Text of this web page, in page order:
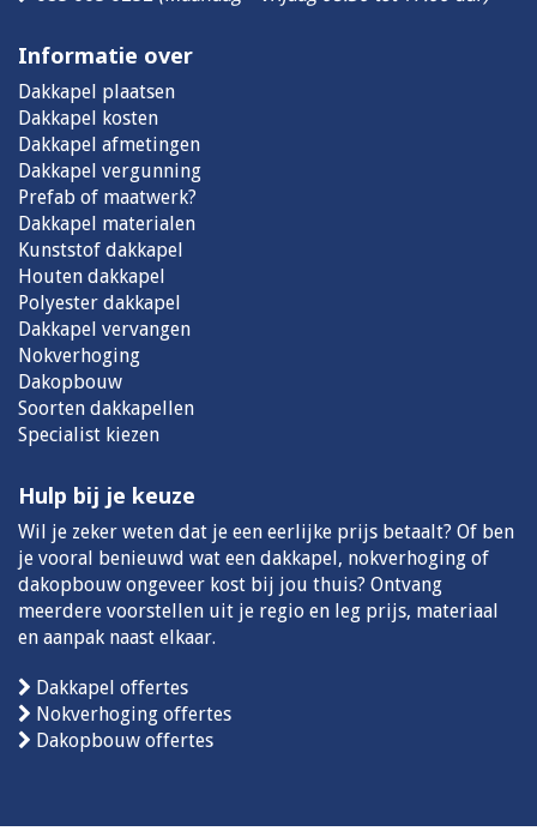
Informatie over
Dakkapel plaatsen
Dakkapel kosten
Dakkapel afmetingen
Dakkapel vergunning
Prefab of maatwerk?
Dakkapel materialen
Kunststof dakkapel
Houten dakkapel
Polyester dakkapel
Dakkapel vervangen
Nokverhoging
Dakopbouw
Soorten dakkapellen
Specialist kiezen
Hulp bij je keuze
Wil je zeker weten dat je een eerlijke prijs betaalt? Of ben
je vooral benieuwd wat een dakkapel, nokverhoging of
dakopbouw ongeveer kost bij jou thuis? Ontvang
meerdere voorstellen uit je regio en leg prijs, materiaal
en aanpak naast elkaar.
Dakkapel offertes
Nokverhoging offertes
Dakopbouw offertes